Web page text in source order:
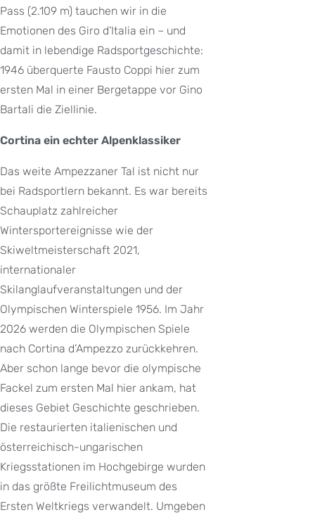
Pass (2.109 m) tauchen wir in die
Emotionen des Giro d’Italia ein – und
damit in lebendige Radsportgeschichte:
1946 überquerte Fausto Coppi hier zum
ersten Mal in einer Bergetappe vor Gino
Bartali die Ziellinie.
Cortina ein echter Alpenklassiker
Das weite Ampezzaner Tal ist nicht nur
bei Radsportlern bekannt. Es war bereits
Schauplatz zahlreicher
Wintersportereignisse wie der
Skiweltmeisterschaft 2021,
internationaler
Skilanglaufveranstaltungen und der
Olympischen Winterspiele 1956. Im Jahr
2026 werden die Olympischen Spiele
nach Cortina d’Ampezzo zurückkehren.
Aber schon lange bevor die olympische
Fackel zum ersten Mal hier ankam, hat
dieses Gebiet Geschichte geschrieben.
Die restaurierten italienischen und
österreichisch-ungarischen
Kriegsstationen im Hochgebirge wurden
in das größte Freilichtmuseum des
Ersten Weltkriegs verwandelt. Umgeben